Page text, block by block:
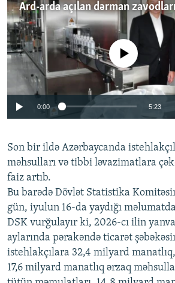
Auto 240p 360p
720p 1080p
No media source currently
0:00 5:23
Son bir ildə Azərbaycanda
məhsulları və tibbi ləvazimatlara
faiz artıb.
Bu barədə Dövlət Statistika
gün, iyulun 16-da yaydığı
DSK vurğulayır ki, 2026-cı ilin
aylarında pərakəndə ticarət
istehlakçılara 32,4 milyard
17,6 milyard manatlıq ərzaq